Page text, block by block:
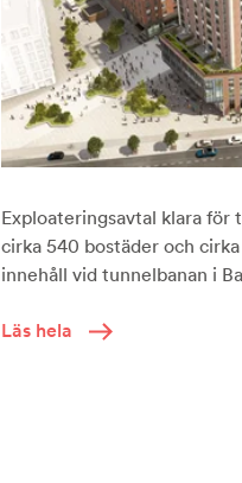
Exploateringsavtal klara för
cirka 540 bostäder och
innehåll vid tunnelbanan i
Läs hela